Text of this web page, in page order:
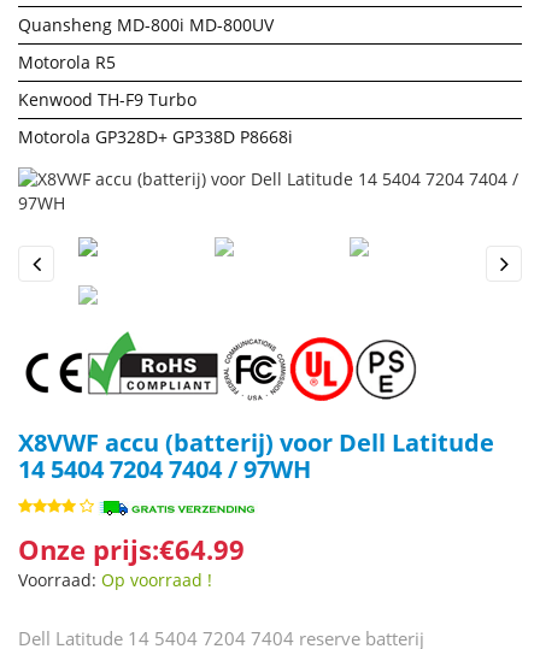
Quansheng MD-800i MD-800UV
Motorola R5
Kenwood TH-F9 Turbo
Motorola GP328D+ GP338D P8668i
Previous
X8VWF accu (batterij) voor Dell Latitude
14 5404 7204 7404 / 97WH
Onze prijs:€64.99
Voorraad: Op voorraad !
Dell Latitude 14 5404 7204 7404 reserve batterij